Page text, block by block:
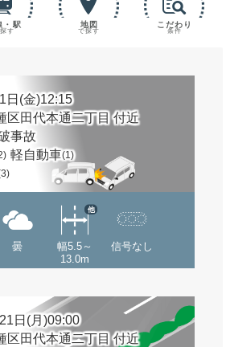
・駅
す
地図
で探す
こだわり
条件
日(金)12:15
区田代本通二丁目 付近
事故
軽自動車(1)
曇
幅5.5～
13.0m
他
信号なし
日(月)09:00
区田代本通二丁目 付近